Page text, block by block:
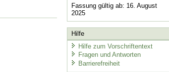
Fassung gültig ab: 16. August
2025
Hilfe
Hilfe zum Vorschriftentext
Fragen und Antworten
Barrierefreiheit